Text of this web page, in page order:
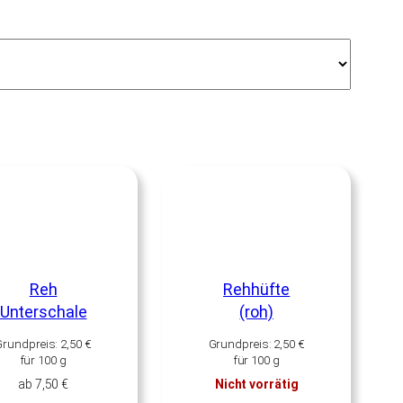
Reh
Unterschale
2,50 €
für 100 g
ab 7,50€
Rehhüfte
(roh)
Grundpreis: 2,50 €
für 100 g
Nicht vorrätig